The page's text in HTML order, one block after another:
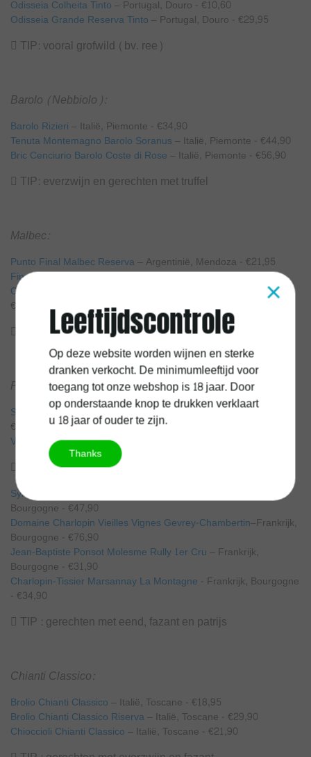
Odisseia Colheita Tinto– Portugal, Douro - €10,60
Odisseia Grande Reserva Tinto– Portugal, Douro - €29,95
 TIP: vooral grofwild (bv. ree)
Barolo (Nebbiolo):
Barolo Rizieri– Italië, Piemonte - €34,90
Tenuta Montemagno Barolo Soranus– Italië, Piemonte - €44,90
Bric Cenciurio Barolo Coste di Rose– Italië, Piemonte - €56,90
 TIP: everzwijn en gerechten met truffel
Malbec:
Punto Final Malbec Reserva– Argentinië, Mendoza - €21,95
Fin del Mundo Special Blend– Argentinië, Neuquen - €31,95
Cecchin Organic Young Varietal Malbec
– Argentinië, Mendoza -
€12,90
 TIP: gerechten met hert, wild everzwijn of rendier
Pinot Noir:
Sylvain Loichet Pinot Noir Le Président– Frankrijk, Bourgogne -
€20,90
Villa Blanche Pinot Noir– Frankrijk, Languedoc - €10,90
 TIP : gerechten met konijn, haas of kwartel
Sylvain Loichet Nuits-Saint-Georges Pinot Noir
Bourgogne - €47,90
Domaine Charlopin Vieilles Vignes Gevrey-Chambertin–Frankrijk,
Bourgogne - €76,90
Jean-Baptiste Ponsot Molesme Rully 1er Cru– Frankrijk,
Bourgogne - €31,90
Charlopin-Tissier Marsannay La Montagne - Frankrijk, Bourgogne
- €34,90
 TIP : gerechten met eend, fazant en patrijs
Chianti Classico:
Brolio Chianti Classico– Italië, Toscane - €18,95
Brolio Chianti Classico Riserva– Italië, Toscane - €29,90
Chioccioli Chianti Classico– Italië, Toscane - €21,90
×
Leeftijdscontrole
Op deze website worden wijnen en sterke
dranken verkocht. De minimumleeftijd voor
toegang tot onze webshop is 18 jaar. Door
op onderstaande knop te drukken verklaart
u 18 jaar of ouder te zijn.
Thanks